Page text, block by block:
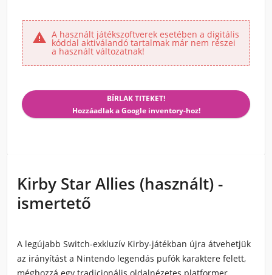
 A használt játékszoftverek esetében a digitális
kóddal aktiválandó tartalmak már nem részei
a használt változatnak!
BÍRLAK TITEKET!
Hozzáadlak a Google inventory-hoz!
Kirby Star Allies (használt) -
ismertető
A legújabb Switch-exkluzív Kirby-játékban újra átvehetjük
az irányítást a Nintendo legendás pufók karaktere felett,